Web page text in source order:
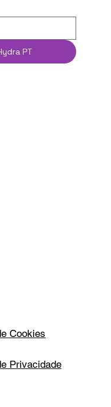
PT
Cookies
Privacidade